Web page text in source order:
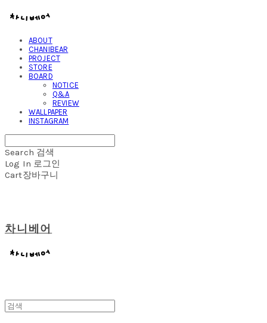
ABOUT
CHANIBEAR
PROJECT
STORE
BOARD
NOTICE
Q&A
REVIEW
WALLPAPER
INSTAGRAM
Search 검색
Log In 로그인
Cart장바구니
차니베어